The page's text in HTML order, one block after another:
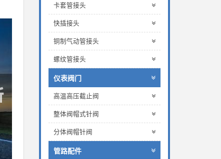
卡套管接头
快插接头
铜制气动管接头
螺纹管接头
仪表阀门
高温高压截止阀
整体阀帽式针阀
分体阀帽针阀
管路配件